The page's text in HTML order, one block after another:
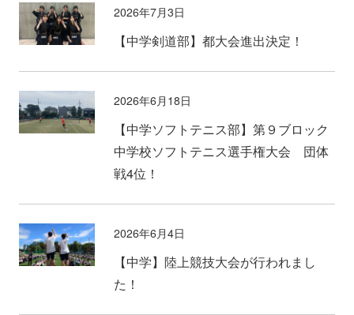
2026年7月3日
【中学剣道部】都大会進出決定！
2026年6月18日
【中学ソフトテニス部】第９ブロック
中学校ソフトテニス選手権大会 団体
戦4位！
2026年6月4日
【中学】陸上競技大会が行われまし
た！